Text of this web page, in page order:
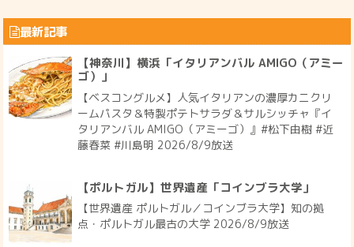
最新記事
【神奈川】横浜「イタリアンバル AMIGO（アミー
ゴ）」
【ベスコングルメ】人気イタリアンの濃厚カニクリ
ームパスタ＆特製ポテトサラダ＆サルシッチャ『イ
タリアンバル AMIGO（アミーゴ）』#松下由樹 #近
藤春菜 #川島明 2026/8/9放送
【ポルトガル】世界遺産「コインブラ大学」
【世界遺産 ポルトガル／コインブラ大学】知の拠
点・ポルトガル最古の大学 2026/8/9放送